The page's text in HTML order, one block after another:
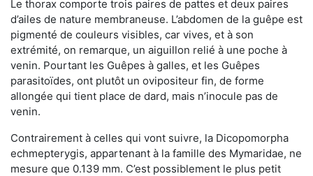
Le thorax comporte trois paires de pattes et deux paires
d’ailes de nature membraneuse. L’abdomen de la guêpe est
pigmenté de couleurs visibles, car vives, et à son
extrémité, on remarque, un aiguillon relié à une poche à
venin. Pourtant les Guêpes à galles, et les Guêpes
parasitoïdes, ont plutôt un ovipositeur fin, de forme
allongée qui tient place de dard, mais n’inocule pas de
venin.
Contrairement à celles qui vont suivre, la Dicopomorpha
echmepterygis, appartenant à la famille des Mymaridae, ne
mesure que 0.139 mm. C’est possiblement le plus petit